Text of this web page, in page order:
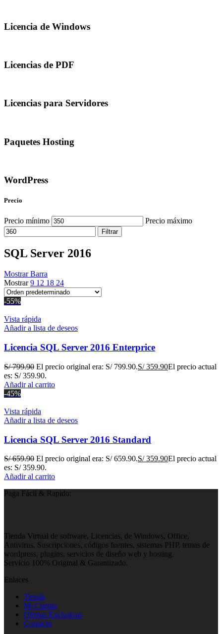
Licencia de Windows
Licencias de PDF
Licencias para Servidores
Paquetes Hosting
WordPress
Precio
Precio mínimo Precio máximo
Filtrar
SQL Server 2016
Mostrar Barra
Mostrar9 12 18 24
-55%
Vista rápida
Añadir a lista de deseos
Licencia SQL Server 2016 Enterprice
S/799.90 El precio original era: S/ 799.90.S/359.90El precio actual
es: S/ 359.90.
Añadir al carrito
-45%
Vista rápida
Añadir a lista de deseos
Licencia SQL Server 2016 Standard
S/659.90 El precio original era: S/ 659.90.S/359.90El precio actual
es: S/ 359.90.
Añadir al carrito
Paga Fácil & Rapido:
Tienda Virtual de software, Licencias, de Windows, Office,
Antivirus, Suscripciones, códigos fuentes, sistemas PHP, temas de
wordpress, plugins, servicios de diseño web y hosting.
Servicio 100% Original & Garantizado.
Enlaces
Tienda
Mi Cuenta
Ofertas Exclusivas
Contacto